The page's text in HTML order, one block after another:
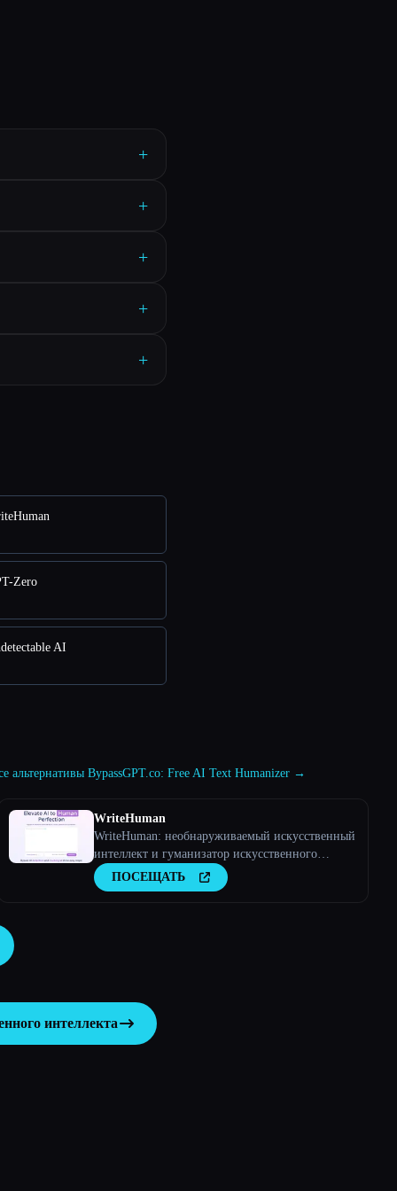
+
+
+
+
+
Zero
AI
альтернативы BypassGPT.co: Free AI Text Humanizer →
WriteHuman
WriteHuman: необнаруживаемый искусственный
интеллект и гуманизатор искусственного
интеллекта
ПОСЕЩАТЬ
интеллекта